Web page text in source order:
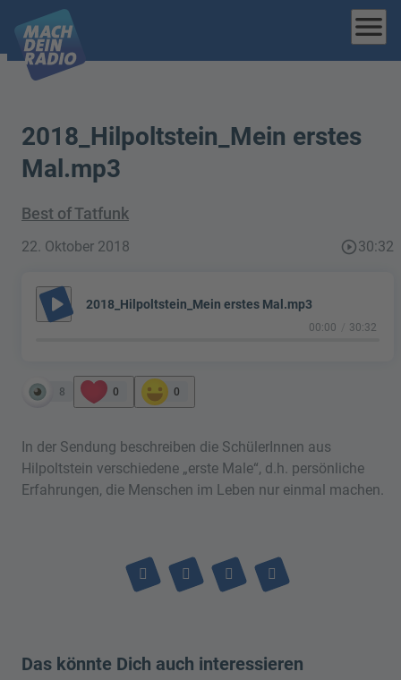
menu
2018_Hilpoltstein_Mein erstes
Mal.mp3
Best of Tatfunk
22. Oktober 2018 play_circle_outline30:32
play_arrow 2018_Hilpoltstein_Mein erstes Mal.mp3
00:00 30:32
8 0 0
In der Sendung beschreiben die SchülerInnen aus
Hilpoltstein verschiedene „erste Male“, d.h. persönliche
Erfahrungen, die Menschen im Leben nur einmal machen.
Das könnte Dich auch interessieren